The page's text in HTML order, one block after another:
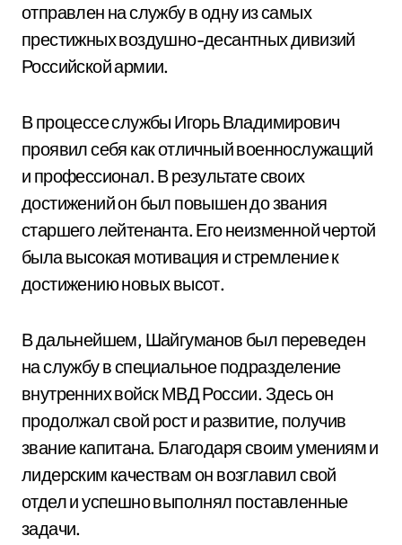
отправлен на службу в одну из самых
престижных воздушно-десантных дивизий
Российской армии.
В процессе службы Игорь Владимирович
проявил себя как отличный военнослужащий
и профессионал. В результате своих
достижений он был повышен до звания
старшего лейтенанта. Его неизменной чертой
была высокая мотивация и стремление к
достижению новых высот.
В дальнейшем, Шайгуманов был переведен
на службу в специальное подразделение
внутренних войск МВД России. Здесь он
продолжал свой рост и развитие, получив
звание капитана. Благодаря своим умениям и
лидерским качествам он возглавил свой
отдел и успешно выполнял поставленные
задачи.